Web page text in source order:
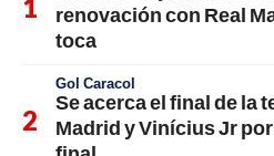
renovación con Real
toca
Gol Caracol
Se acerca el final de la
Madrid y Vinícius Jr